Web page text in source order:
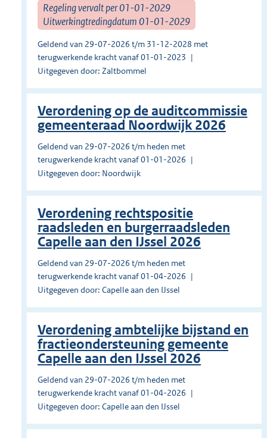
Regeling vervalt per 01-01-2029
Uitwerkingtredingdatum 01-01-2029
Geldend van 29-07-2026 t/m 31-12-2028 met
terugwerkende kracht vanaf 01-01-2023
Uitgegeven door: Zaltbommel
Verordening op de auditcommissie
gemeenteraad Noordwijk 2026
Geldend van 29-07-2026 t/m heden met
terugwerkende kracht vanaf 01-01-2026
Uitgegeven door: Noordwijk
Verordening rechtspositie
raadsleden en burgerraadsleden
Capelle aan den IJssel 2026
Geldend van 29-07-2026 t/m heden met
terugwerkende kracht vanaf 01-04-2026
Uitgegeven door: Capelle aan den IJssel
Verordening ambtelijke bijstand en
fractieondersteuning gemeente
Capelle aan den IJssel 2026
Geldend van 29-07-2026 t/m heden met
terugwerkende kracht vanaf 01-04-2026
Uitgegeven door: Capelle aan den IJssel